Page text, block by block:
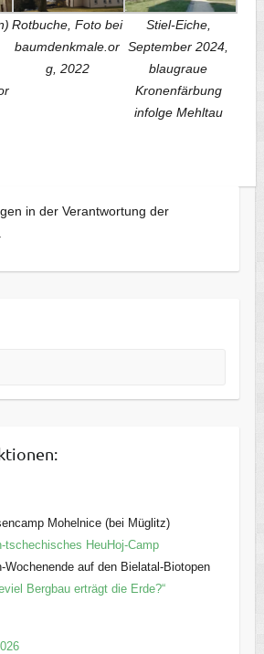
Rotbuche, Foto bei
baumdenkmale.or
g, 2022
Stiel-Eiche,
September 2024,
blaugraue
Kronenfärbung
infolge Mehltau
in der Verantwortung der
Mohelnice (bei Müglitz)
tschechisches HeuHoj-Camp
Wochenende auf den Bielatal-Biotopen
Bergbau erträgt die Erde?“